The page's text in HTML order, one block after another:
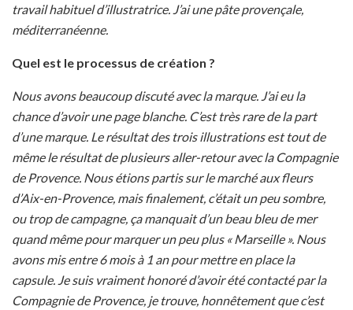
travail habituel d’illustratrice. J’ai une pâte provençale,
méditerranéenne.
Quel est le processus de création ?
Nous avons beaucoup discuté avec la marque. J’ai eu la
chance d’avoir une page blanche. C’est très rare de la part
d’une marque. Le résultat des trois illustrations est tout de
même le résultat de plusieurs aller-retour avec la Compagnie
de Provence. Nous étions partis sur le marché aux fleurs
d’Aix-en-Provence, mais finalement, c’était un peu sombre,
ou trop de campagne, ça manquait d’un beau bleu de mer
quand même pour marquer un peu plus « Marseille ». Nous
avons mis entre 6 mois à 1 an pour mettre en place la
capsule. Je suis vraiment honoré d’avoir été contacté par la
Compagnie de Provence, je trouve, honnêtement que c’est